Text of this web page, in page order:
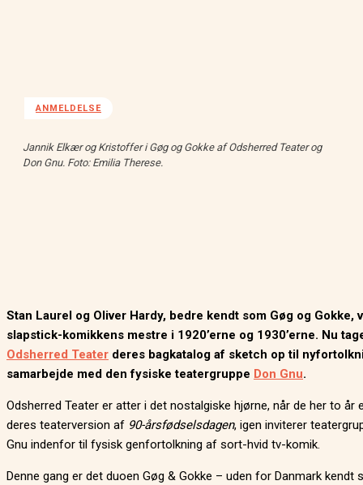
ANMELDELSE
Jannik Elkær og Kristoffer i Gøg og Gokke af Odsherred Teater og
Don Gnu. Foto: Emilia Therese.
Stan Laurel og Oliver Hardy, bedre kendt som Gøg og Gokke,
slapstick-komikkens mestre i 1920’erne og 1930’erne. Nu
Odsherred Teater deres bagkatalog af sketch op til
samarbejde med den fysiske teatergruppe Don Gnu.
Odsherred Teater er atter i det nostalgiske hjørne, når de her to år
deres teaterversion af 90-årsfødselsdagen, igen inviterer
Gnu indenfor til fysisk genfortolkning af sort-hvid tv-komik.
Denne gang er det duoen Gøg & Gokke – uden for Danmark kendt